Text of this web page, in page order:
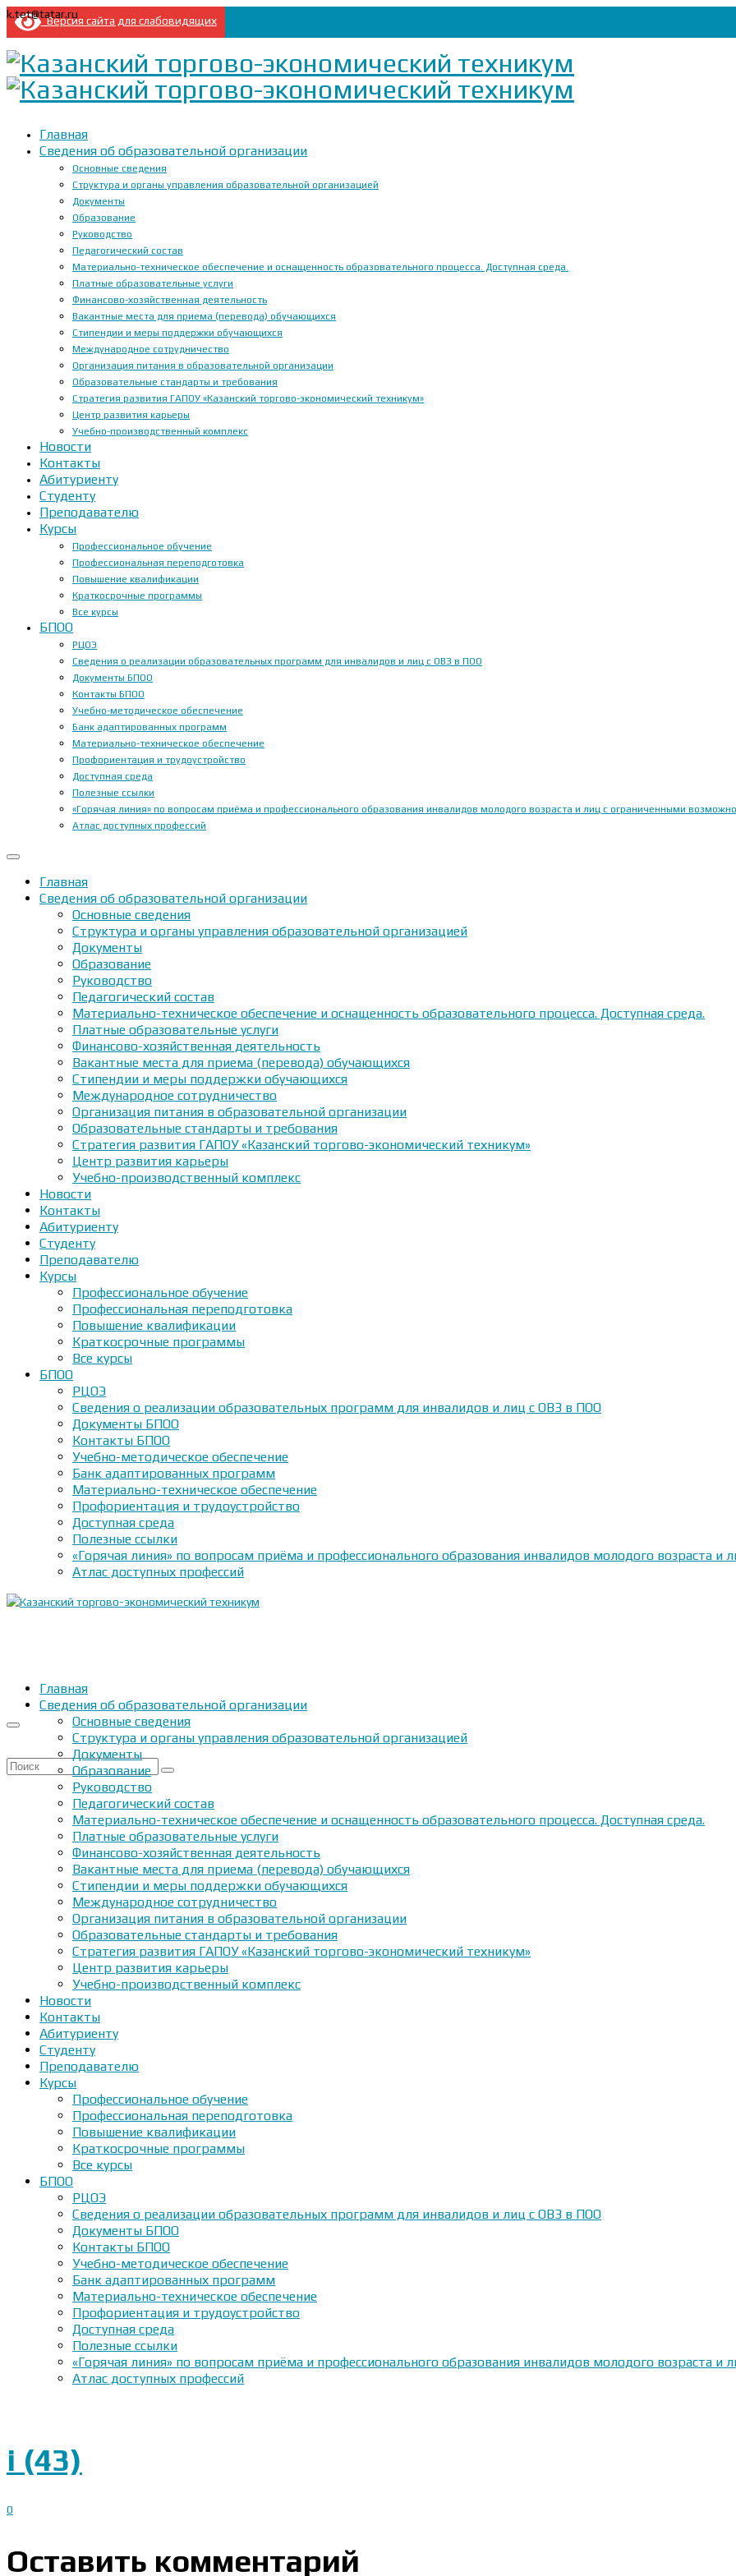
Версия сайта для слабовидящих
k.tet@tatar.ru
Главная
Сведения об образовательной организации
Основные сведения
Структура и органы управления образовательной организацией
Документы
Образование
Руководство
Педагогический состав
Материально-техническое обеспечение и оснащенность образовательного процесса. Доступная среда.
Платные образовательные услуги
Финансово-хозяйственная деятельность
Вакантные места для приема (перевода) обучающихся
Стипендии и меры поддержки обучающихся
Международное сотрудничество
Организация питания в образовательной организации
Образовательные стандарты и требования
Стратегия развития ГАПОУ «Казанский торгово-экономический техникум»
Центр развития карьеры
Учебно-производственный комплекс
Новости
Контакты
Абитуриенту
Студенту
Преподавателю
Курсы
Профессиональное обучение
Профессиональная переподготовка
Повышение квалификации
Краткосрочные программы
Все курсы
БПОО
РЦОЭ
Сведения о реализации образовательных программ для инвалидов и лиц с ОВЗ в ПОО
Документы БПОО
Контакты БПОО
Учебно-методическое обеспечение
Банк адаптированных программ
Материально-техническое обеспечение
Профориентация и трудоустройство
Доступная среда
Полезные ссылки
«Горячая линия» по вопросам приёма и профессионального образования инвалидов молодого возраста и лиц с ограниченными
Атлас доступных профессий
Главная
Сведения об образовательной организации
Основные сведения
Структура и органы управления образовательной организацией
Документы
Образование
Руководство
Педагогический состав
Материально-техническое обеспечение и оснащенность образовательного процесса. Доступная среда.
Платные образовательные услуги
Финансово-хозяйственная деятельность
Вакантные места для приема (перевода) обучающихся
Стипендии и меры поддержки обучающихся
Международное сотрудничество
Организация питания в образовательной организации
Образовательные стандарты и требования
Стратегия развития ГАПОУ «Казанский торгово-экономический техникум»
Центр развития карьеры
Учебно-производственный комплекс
Новости
Контакты
Абитуриенту
Студенту
Преподавателю
Курсы
Профессиональное обучение
Профессиональная переподготовка
Повышение квалификации
Краткосрочные программы
Все курсы
БПОО
РЦОЭ
Сведения о реализации образовательных программ для инвалидов и лиц с ОВЗ в ПОО
Документы БПОО
Контакты БПОО
Учебно-методическое обеспечение
Банк адаптированных программ
Материально-техническое обеспечение
Профориентация и трудоустройство
Доступная среда
Полезные ссылки
«Горячая линия» по вопросам приёма и профессионального образования инвалидов молодого возраста
Атлас доступных профессий
Искать:
Главная
Сведения об образовательной организации
Основные сведения
Структура и органы управления образовательной организацией
Документы
Образование
Руководство
Педагогический состав
Материально-техническое обеспечение и оснащенность образовательного процесса. Доступная среда.
Платные образовательные услуги
Финансово-хозяйственная деятельность
Вакантные места для приема (перевода) обучающихся
Стипендии и меры поддержки обучающихся
Международное сотрудничество
Организация питания в образовательной организации
Образовательные стандарты и требования
Стратегия развития ГАПОУ «Казанский торгово-экономический техникум»
Центр развития карьеры
Учебно-производственный комплекс
Новости
Контакты
Абитуриенту
Студенту
Преподавателю
Курсы
Профессиональное обучение
Профессиональная переподготовка
Повышение квалификации
Краткосрочные программы
Все курсы
БПОО
РЦОЭ
Сведения о реализации образовательных программ для инвалидов и лиц с ОВЗ в ПОО
Документы БПОО
Контакты БПОО
Учебно-методическое обеспечение
Банк адаптированных программ
Материально-техническое обеспечение
Профориентация и трудоустройство
Доступная среда
Полезные ссылки
«Горячая линия» по вопросам приёма и профессионального образования инвалидов молодого возраста
Атлас доступных профессий
i (43)
0
Оставить комментарий